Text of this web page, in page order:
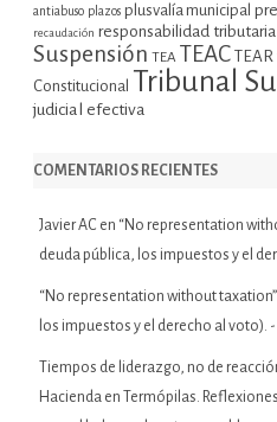
antiabuso plazos plusvalía municipal
recaudación responsabilidad tributaria
Suspensión TEA TEAC TEAR
Constitucional Tribunal
judicial efectiva
COMENTARIOS RECIENTES
Javier AC en “No representation
deuda pública, los impuestos y el
“No representation without
los impuestos y el derecho al voto).
Tiempos de liderazgo, no de
Hacienda en
Termópilas.